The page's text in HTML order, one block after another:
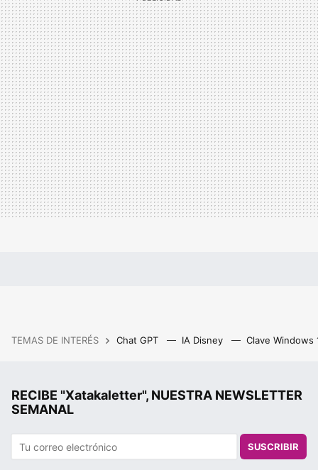
TEMAS DE INTERÉS Chat GPT IA Disney Clave Windows
RECIBE "Xatakaletter", NUESTRA NEWSLETTER
SEMANAL
SUSCRIBIR